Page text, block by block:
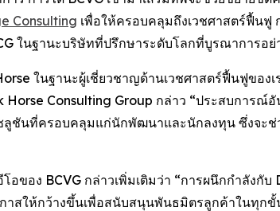
Consulting เพื่อให้ครอบคลุมถึงเวชศาสตร์ฟื้นฟู
ในฐานะบริษัทที่ปรึกษาระดับโลกที่บูรณาการอย่
ในฐานะผู้เชี่ยวชาญด้านเวชศาสตร์ฟื้นฟูขอ
Consulting Group กล่าว “ประสบการ
ลูชันที่ครอบคลุมแก่นักพัฒนาและนักลงทุน ซึ่งจะช่
อของ BCVG กล่าวเพิ่มเติมว่า “การผนึกกำลัง
าสให้กว้างขึ้นเพื่อสนับสนุนพันธมิตรลูกค้าในทุ